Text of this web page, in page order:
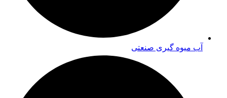
آب میوه گیری صنعتی